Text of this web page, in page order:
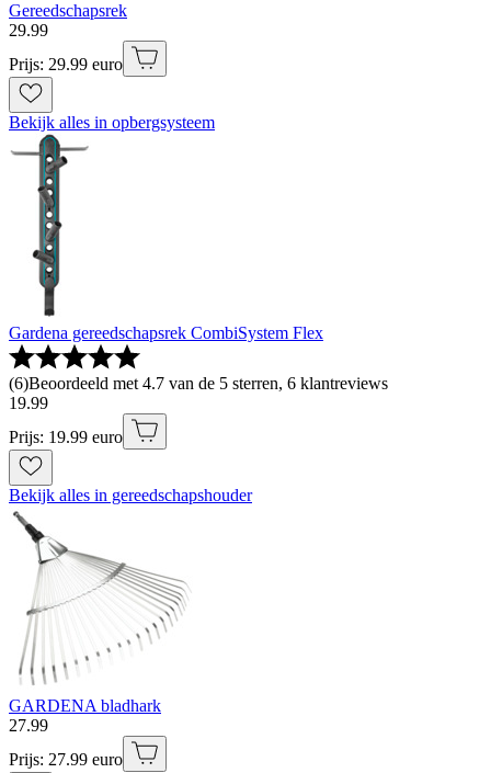
Gereedschapsrek
29.99
Prijs: 29.99 euro
Bekijk alles in opbergsysteem
Gardena gereedschapsrek CombiSystem Flex
(6)Beoordeeld met 4.7 van de 5 sterren, 6 klantreviews
19.99
Prijs: 19.99 euro
Bekijk alles in gereedschapshouder
GARDENA bladhark
27.99
Prijs: 27.99 euro